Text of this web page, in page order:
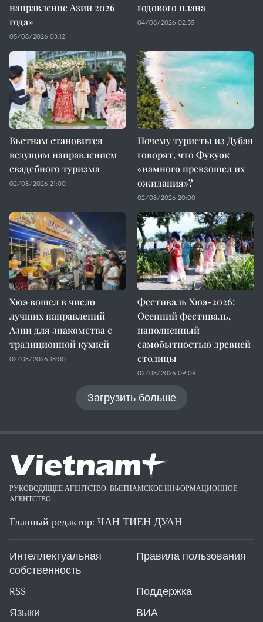
направление Азии 2026
года»
05/08/2026 03:12
годового плана
04/08/2026 02:55
Вьетнам становится
ведущим направлением
свадебного туризма
02/08/2026 21:00
Почему туристы из Дубая
говорят, что Фукуок
«намного превзошел их
ожидания»?
02/08/2026 20:00
Хюэ вошел в число
лучших направлений
Азии для знакомства с
традиционной кухней
02/08/2026 18:00
Фестиваль Хюэ-2026:
Осенний фестиваль,
наполненный
самобытностью древней
столицы
02/08/2026 09:09
Загрузить больше
РУКОВОДЯЩЕЕ АГЕНТСТВО: ВЬЕТНАМСКОЕ ИНФОРМАЦИОННОЕ
АГЕНТСТВО
Главный редактор: ЧАН ТИЕН ДУАН
Интеллектуальная
собственность
Правила пользования
RSS
Поддержка
Языки
ВИА